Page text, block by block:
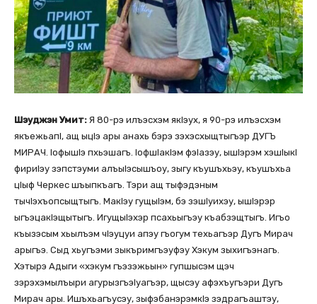
Шэуджэн Умит: Я 80-рэ илъэсхэм якІэух, я 90-рэ илъэсхэм
якъежьапІ, ащ ыцІэ ары анахь бэрэ зэхэсхыщтыгъэр ДУГЪ
МИРАЧ. ІофышІэ пхьэшагъ. ІофшІакІэм фэІазэу, ышІэрэм хэшІыкІ
фириІэу зэпстэуми алъыІэсышъоу, зыгу къушъхьэу, къушъхьа
цІыф Черкес шъыпкъагъ. Тэри ащ тыфэдэным
тычІэхъопсыщтыгъ. МакІэу гущыІэм, бэ зэшІуихэу, ышІэрэр
ыгъэцакІэщытыгъ. ИгущыІэхэр псахьыгъэу къабзэщтыгъ. Игъо
къызэсым хьылъэм чІэуцуи апэу гъогум техьагъэр Дугъ Мирач
арыгъэ. Сыд хьугъэми зыкъримгъэуфэу Хэкум зыхигъэнагъ.
Хэтырэ Адыги «хэкум гъэзэжьын» гупшысэм щэч
зэрэхэмылъыри агурызгъэІуагъэр, щысэу афэхъугъэри Дугъ
Мирач ары. Ишъхьагъусэу, зыфэбанэрэмкІэ зэдрагъаштэу,